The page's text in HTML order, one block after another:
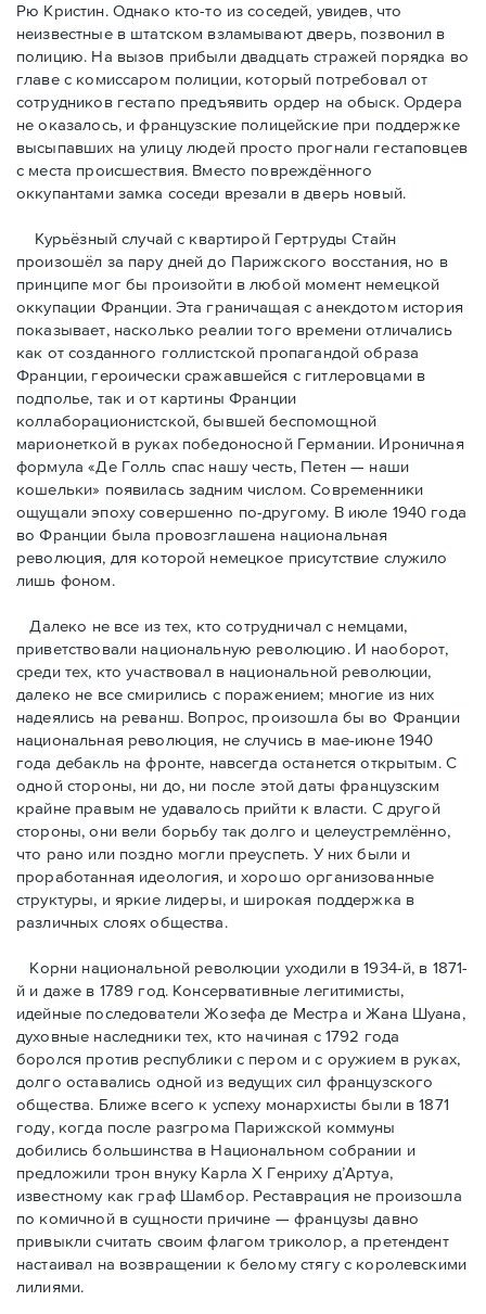
Рю Кристин. Однако кто-то из соседей, увидев, что
неизвестные в штатском взламывают дверь, позвонил в
полицию. На вызов прибыли двадцать стражей порядка во
главе с комиссаром полиции, который потребовал от
сотрудников гестапо предъявить ордер на обыск. Ордера
не оказалось, и французские полицейские при поддержке
высыпавших на улицу людей просто прогнали гестаповцев
с места происшествия. Вместо повреждённого
оккупантами замка соседи врезали в дверь новый.
Курьёзный случай с квартирой Гертруды Стайн
произошёл за пару дней до Парижского восстания, но в
принципe мог бы произойти в любой момент немецкой
оккупации Франции. Эта граничащая с анекдотом история
показывает, насколько реалии того времени отличались
как от созданного голлистской пропагандой образа
Франции, героически сражавшейся с гитлеровцами в
подполье, так и от картины Франции
коллаборационистской, бывшей беспомощной
марионеткой в руках победоносной Германии. Ироничная
формула «Де Голль спас нашу честь, Петен — наши
кошельки» появилась задним числом. Современники
ощущали эпоху совершенно по-другому. В июле 1940 года
во Франции была провозглашена национальная
революция, для которой немецкое присутствие служило
лишь фоном.
Далеко не все из тех, кто сотрудничал с немцами,
приветствовали национальную революцию. И наоборот,
среди тех, кто участвовал в национальной революции,
далеко не все смирились с поражением; многие из них
надеялись на реванш. Вопрос, произошла бы во Франции
национальная революция, не случись в мае-июне 1940
года дебакль на фронте, навсегда останется открытым. С
одной стороны, ни до, ни после этой даты французским
крайне правым не удавалось прийти к власти. С другой
стороны, они вели борьбу так долго и целеустремлённо,
что рано или поздно могли преуспеть. У них были и
проработанная идеология, и хорошо организованные
структуры, и яркие лидеры, и широкая поддержка в
различных слоях общества.
Корни национальной революции уходили в 1934-й, в 1871-
й и даже в 1789 год. Консервативные легитимисты,
идейные последователи Жозефа де Местра и Жана Шуана,
духовные наследники тех, кто начиная с 1792 года
боролся против республики с пером и с оружием в руках,
долго оставались одной из ведущих сил французского
общества. Ближе всего к успеху монархисты были в 1871
году, когда после разгрома Парижской коммуны
добились большинства в Национальном собрании и
предложили трон внуку Карла Х Генриху д’Артуа,
известному как граф Шамбор. Реставрация не произошла
по комичной в сущности причине — французы давно
привыкли считать своим флагoм триколор, а претендент
настаивал на возвращении к белому стягу с королевскими
лилиями.